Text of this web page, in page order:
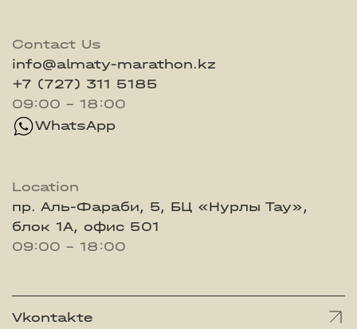
Contact Us
info@almaty-marathon.kz
+7 (727) 311 5185
09:00 - 18:00
WhatsApp
Location
пр. Аль-Фараби, 5, БЦ «Нурлы Тау»,
блок 1А, офис 501
09:00 - 18:00
Vkontakte